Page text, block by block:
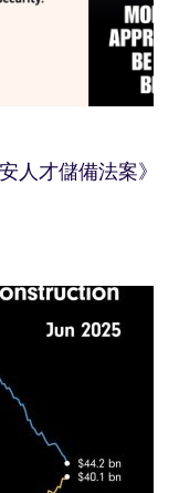
人才儲備法案》